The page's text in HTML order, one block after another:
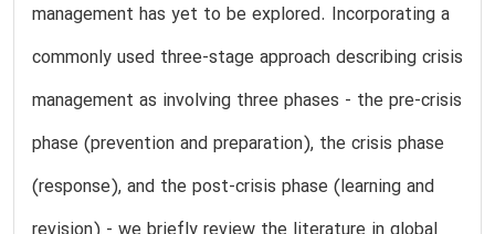
management has yet to be explored. Incorporating a
commonly used three-stage approach describing crisis
management as involving three phases - the pre-crisis
phase (prevention and preparation), the crisis phase
(response), and the post-crisis phase (learning and